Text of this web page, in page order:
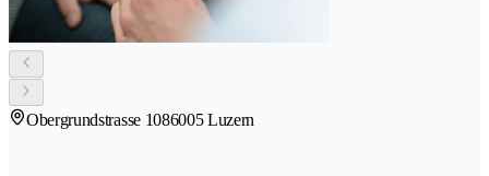
Obergrundstrasse 1086005 Luzern